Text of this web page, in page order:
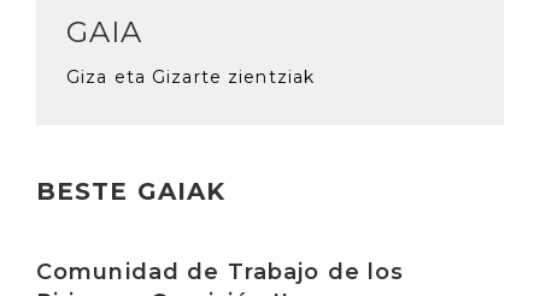
GAIA
Giza eta Gizarte zientziak
BESTE GAIAK
Comunidad de Trabajo de los